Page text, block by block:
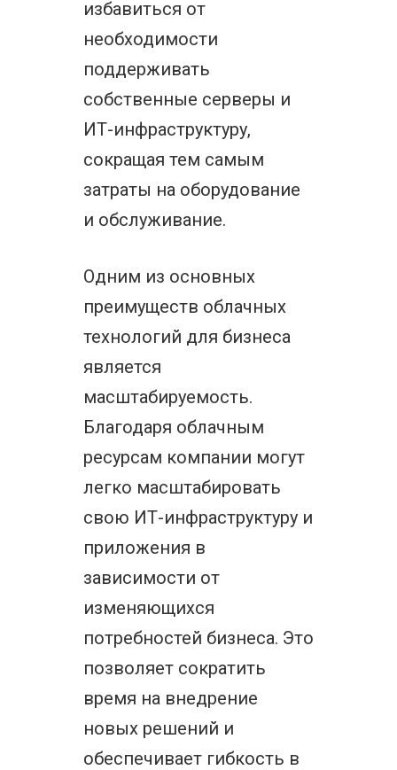
избавиться от
необходимости
поддерживать
собственные серверы и
ИТ-инфраструктуру,
сокращая тем самым
затраты на оборудование
и обслуживание.
Одним из основных
преимуществ облачных
технологий для бизнеса
является
масштабируемость.
Благодаря облачным
ресурсам компании могут
легко масштабировать
свою ИТ-инфраструктуру и
приложения в
зависимости от
изменяющихся
потребностей бизнеса. Это
позволяет сократить
время на внедрение
новых решений и
обеспечивает гибкость в